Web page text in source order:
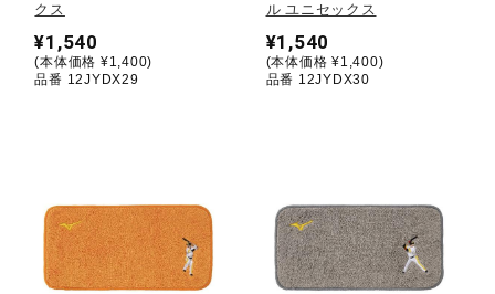
サポート
取扱店一覧
クス
¥1,540
(本体価格 ¥1,400)
品番 12JYDX29
ル ユニセックス
¥1,540
(本体価格 ¥1,400)
品番 12JYDX30